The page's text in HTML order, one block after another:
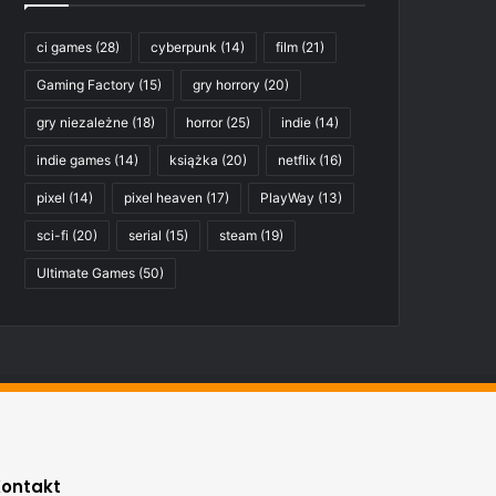
ci games (28) cyberpunk (14) film (21)
Gaming Factory (15) gry horrory (20)
gry niezależne (18) horror(25) indie (14)
indie games (14) książka (20) netflix (16)
pixel (14) pixel heaven (17) PlayWay (13)
sci-fi (20) serial (15) steam (19)
Ultimate Games (50)